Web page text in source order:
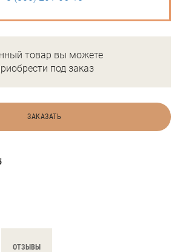
товар вы можете
под заказ
ЗАКАЗАТЬ
ОТЗЫВЫ